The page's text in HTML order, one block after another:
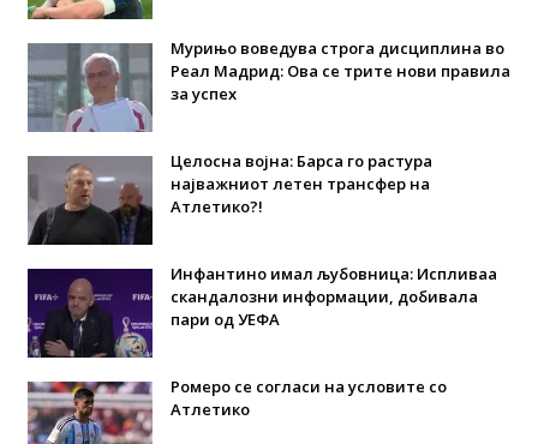
Мурињо воведува строга дисциплина во
Реал Мадрид: Ова се трите нови правила
за успех
Целосна војна: Барса го растура
најважниот летен трансфер на
Атлетико?!
Инфантино имал љубовница: Испливаа
скандалозни информации, добивала
пари од УЕФА
Ромеро се согласи на условите со
Атлетико